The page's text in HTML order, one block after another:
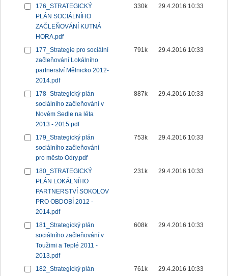
176_STRATEGICKÝ
PLÁN SOCIÁLNÍHO
ZAČLEŇOVÁNÍ KUTNÁ
HORA.pdf
330k 29.4.2016 10:33
177_Strategie pro sociální
začleňování Lokálního
partnerství Mělnicko 2012-
2014.pdf
791k 29.4.2016 10:33
178_Strategický plán
sociálního začleňování v
Novém Sedle na léta
2013 - 2015.pdf
887k 29.4.2016 10:33
179_Strategický plán
sociálního začleňování
pro město Odry.pdf
753k 29.4.2016 10:33
180_STRATEGICKÝ
PLÁN LOKÁLNÍHO
PARTNERSTVÍ SOKOLOV
PRO OBDOBÍ 2012 -
2014.pdf
231k 29.4.2016 10:33
181_Strategický plán
sociálního začleňování v
Toužimi a Teplé 2011 -
2013.pdf
608k 29.4.2016 10:33
182_Strategický plán
761k 29.4.2016 10:33